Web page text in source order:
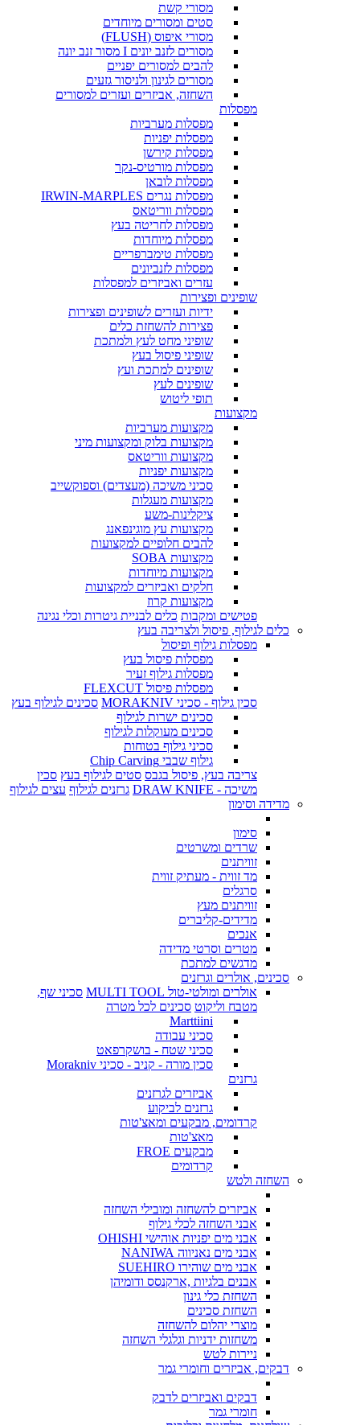
מסורי קשת
סטים ומסורים מיוחדים
מסורי איפוס (FLUSH)
מסורים לזנב יונים I מסור זנב יונה
להבים למסורים יפניים
מסורים לגינון ולניסור גזעים
השחזה, אביזרים ועזרים למסורים
מפסלות
מפסלות מערביות
מפסלות יפניות
מפסלות קירשן
מפסלות מורטיס-נקר
מפסלות לובאן
מפסלות נגרים IRWIN-MARPLES
מפסלות ווריטאס
מפסלות לחריטה בעץ
מפסלות מיוחדות
מפסלות טימברפריים
מפסלות לזנביונים
עזרים ואביזרים למפסלות
שופינים ופצירות
ידיות ועזרים לשופינים ופצירות
פצירות להשחזת כלים
שופיני מחט לעץ ולמתכת
שופיני פיסול בעץ
שופינים למתכת ועץ
שופינים לעץ
תופי ליטוש
מקצועות
מקצועות מערביות
מקצועות בלוק ומקצועות מיני
מקצועות ווריטאס
מקצועות יפניות
סכיני משיכה (מעצדים) וספוקשייב
מקצועות מעגלות
ציקלינות-משע
מקצועות עץ מוגינפאנג
להבים חלופיים למקצועות
מקצועות SOBA
מקצועות מיוחדות
חלקים ואביזרים למקצועות
מקצועות קרוז
פטישים ומקבות כלים לבניית גיטרות וכלי נגינה
כלים לגילוף, פיסול ולצריבה בעץ
מפסלות גילוף ופיסול
מפסלות פיסול בעץ
מפסלות גילוף זעיר
מפסלות פיסול FLEXCUT
סכין גילוף - סכיני MORAKNIV
סכינים לגילוף בעץ
סכינים ישרות לגילוף
סכינים מעוקלות לגילוף
סכיני גילוף בטוחות
גילוף שבבי Chip Carving
צריבה בעץ, פיסול בגבס סטים לגילוף בעץ סכין
משיכה - DRAW KNIFE
גרזנים לגילוף עצים לגילוף
מדידה וסימון
סימון
שרדים ומשרטים
זוויתנים
מד זווית - מעתיק זווית
סרגלים
זוויתנים מעץ
מדידים-קליברים
אנכים
מטרים וסרטי מדידה
מדגשים למתכת
סכינים, אולרים וגרזנים
אולרים ומולטי-טול MULTI TOOL
סכיני שף,
מטבח וליקוט סכינים לכל מטרה
Marttiini
סכיני עבודה
סכיני שטח - בושקרפאט
סכין מורה - קניב - סכיני Morakniv
גרזנים
אביזרים לגרזנים
גרזנים לביקוע
קרדומים, מבקעים ומאצ'טות
מאצ'טות
מבקעים FROE
קרדומים
השחזה ולטש
אביזרים להשחזה ומובילי השחזה
אבני השחזה לכלי גילוף
אבני מים יפניות אוהישי OHISHI
אבני מים נאניווה NANIWA
אבני מים שוהירו SUEHIRO
אבנים בלגיות ,ארקנסס ודומיהן
השחזת כלי גינון
השחזת סכינים
מוצרי יהלום להשחזה
משחזות ידניות וגלגלי השחזה
ניירות לטש
דבקים, אביזרים וחומרי גמר
דבקים ואביזרים לדבק
חומרי גמר